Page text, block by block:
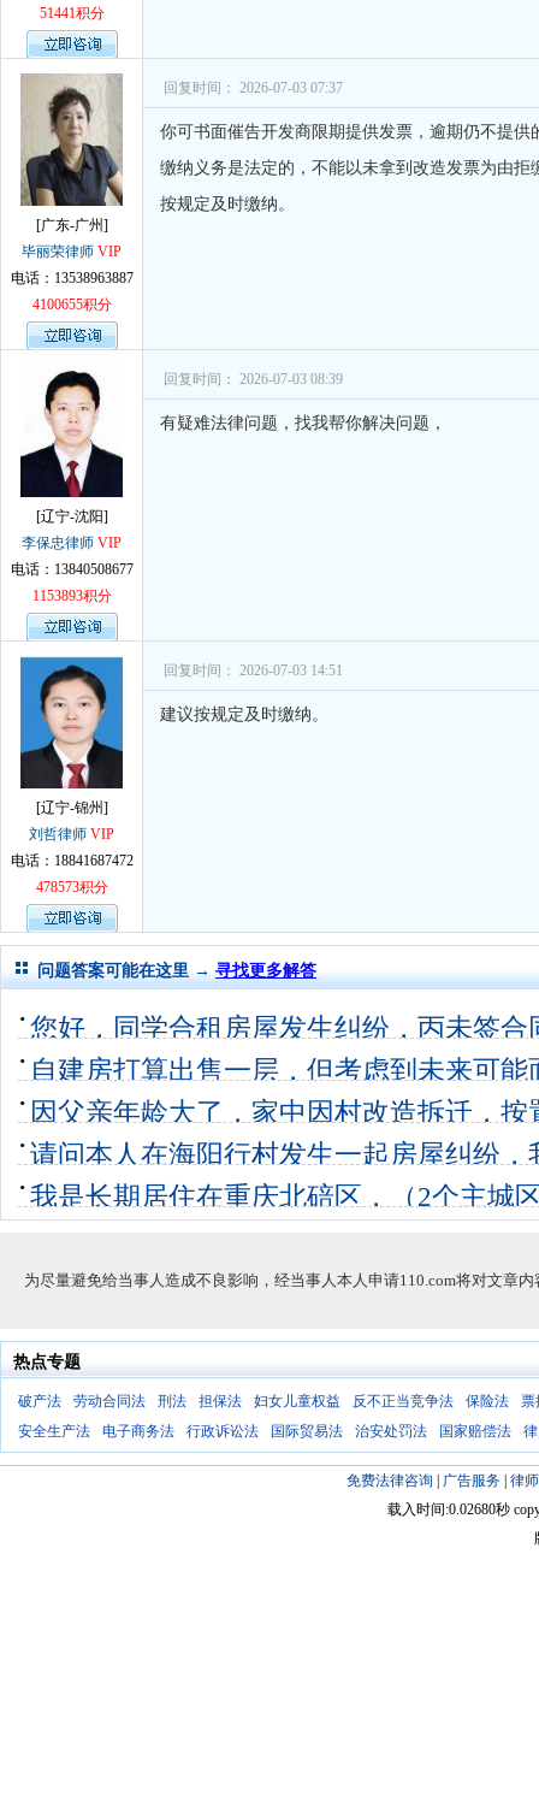
51441积分
[广东-广州]
毕丽荣律师 VIP
电话：13538963887
4100655积分
回复时间： 2026-07-03 07:37
你可书面催告开发商限期提供发票，逾期仍不提
缴纳义务是法定的，不能以未拿到改造发票为由
按规定及时缴纳。
[辽宁-沈阳]
李保忠律师 VIP
电话：13840508677
1153893积分
回复时间： 2026-07-03 08:39
有疑难法律问题，找我帮你解决问题，
[辽宁-锦州]
刘哲律师 VIP
电话：18841687472
478573积分
回复时间： 2026-07-03 14:51
建议按规定及时缴纳。
问题答案可能在这里 → 寻找更多解答
您好，同学合租房屋发生纠纷，丙未签
谢谢！ 3个回答 0
自建房打算出售一层，但考虑到未来可
免利益纠纷 7个回答 0
因父亲年龄大了，家中因村改造拆迁，
免与哥哥发 10个回答 0
请问本人在海阳行村发生一起房屋纠纷
诉，我可以 6个回答 0
我是长期居住在重庆北碚区，（2个主城
为尽量避免给当事人造成不良影响，经当事人本人申请110.com将对文章
热点专题
破产法 劳动合同法 刑法 担保法 妇女儿童权益 反不正当竞争法 保险法
票
安全生产法
电子商务法 行政诉讼法 国际贸易法 治安处罚法 国家赔偿法
免费法律咨询 广告服务| 律
载入时间:0.02680秒